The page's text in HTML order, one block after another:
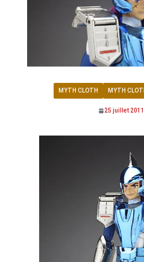
MYTH CLOTH MYTH
25 juillet 2011